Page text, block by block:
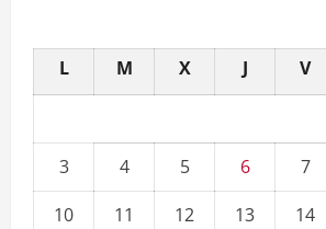
L M X J V
3
4 5 6 7
10
11 12 13 14